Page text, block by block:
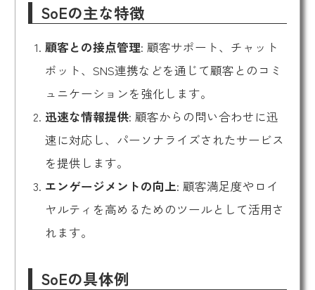
SoEの主な特徴
顧客との接点管理: 顧客サポート、チャット
ボット、SNS連携などを通じて顧客とのコミ
ュニケーションを強化します。
迅速な情報提供: 顧客からの問い合わせに迅
速に対応し、パーソナライズされたサービス
を提供します。
エンゲージメントの向上: 顧客満足度やロイ
ヤルティを高めるためのツールとして活用さ
れます。
SoEの具体例